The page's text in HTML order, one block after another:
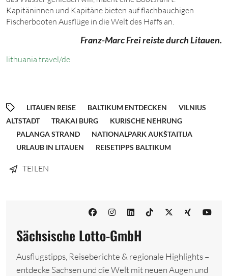
Kapitäninnen und Kapitäne bieten auf flachbauchigen
Fischerbooten Ausflüge in die Welt des Haffs an.
Franz-Marc Frei reiste durch Litauen.
lithuania.travel/de
LITAUEN REISE BALTIKUM ENTDECKEN
VILNIUS
ALTSTADT
TRAKAI BURG
KURISCHE NEHRUNG
PALANGA STRAND
NATIONALPARK AUKŠTAITIJA
URLAUB IN LITAUEN
REISETIPPS BALTIKUM
TEILEN
Sächsische Lotto-GmbH
Ausflugstipps, Reiseberichte & regionale Highlights –
entdecke Sachsen und die Welt mit neuen Augen und